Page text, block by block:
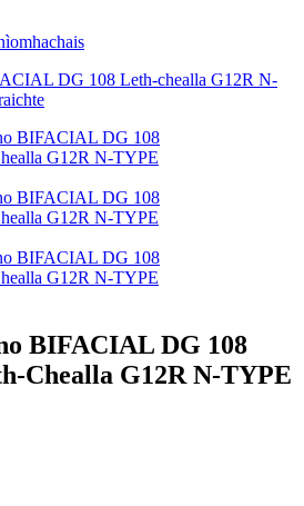
BIFACIAL DG 108
Chealla G12R N-TYPE